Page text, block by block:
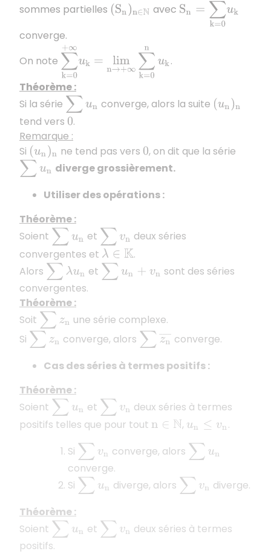
sommes partielles (Sn )n∈N avec
converge.
On note
∑k= limn ∞∑k
.
Théorème :
Si la série ∑u n converge, alors la suite (un)n
tend vers 0.
Remarque :
Si (un)n ne tend pas vers 0, on dit que la série
∑u n
diverge grossièrement.
Utiliser des opérations :
Théorème :
Soient ∑u n et ∑v n
deux séries
convergentes et λ∈K
.
Alors ∑λ u n et ∑u n +vn
sont des séries
convergentes.
Théorème :
Soit ∑z n
une série complexe.
Si ∑z n converge, alors ∑z n ¯
converge.
Cas des séries à termes positifs :
Théorème :
Soient ∑u n et ∑v n
deux séries à termes
positifs telles que pour tout n∈N , un vn
.
Si ∑v n converge, alors ∑u n
converge.
Si ∑u n diverge, alors ∑v n
diverge.
Théorème :
Soient ∑u n et ∑v n
deux séries à termes
positifs.